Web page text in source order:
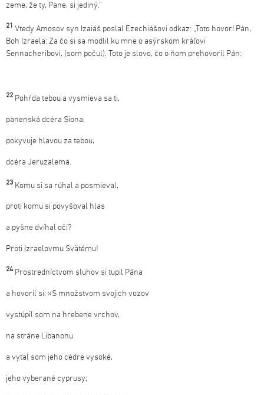
zeme, že ty, Pane, si jediný.“
21 Vtedy Amosov syn Izaiáš poslal Ezechiášovi odkaz: „Toto hovorí Pán,
Boh Izraela: Za čo si sa modlil ku mne o asýrskom kráľovi
Sennacheribovi, (som počul). Toto je slovo, čo o ňom prehovoril Pán:
22 Pohŕda tebou a vysmieva sa ti,
panenská dcéra Siona,
pokyvuje hlavou za tebou,
dcéra Jeruzalema.
23 Komu si sa rúhal a posmieval,
proti komu si povyšoval hlas
a pyšne dvíhal oči?
Proti Izraelovmu Svätému!
24Prostredníctvom sluhov si tupil Pána
a hovoril si: »S množstvom svojich vozov
vystúpil som na hrebene vrchov,
na stráne Libanonu
a vyťal som jeho cédre vysoké,
jeho vyberané cyprusy;